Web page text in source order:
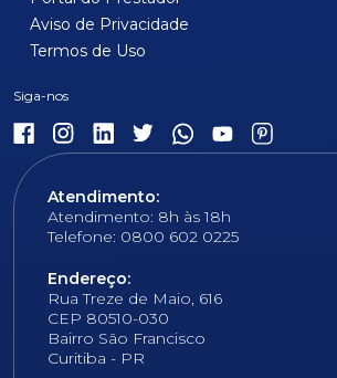
Aviso de Privacidade
Termos de Uso
Atendimento:
Atendimento: 8h às 18h
Telefone: 0800 602 0225
Endereço:
Rua Treze de Maio, 616
CEP 80510-030
Bairro São Francisco
Curitiba - PR